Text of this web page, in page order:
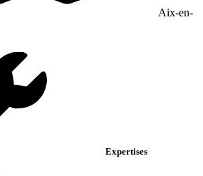
Aix-en-
Expertises